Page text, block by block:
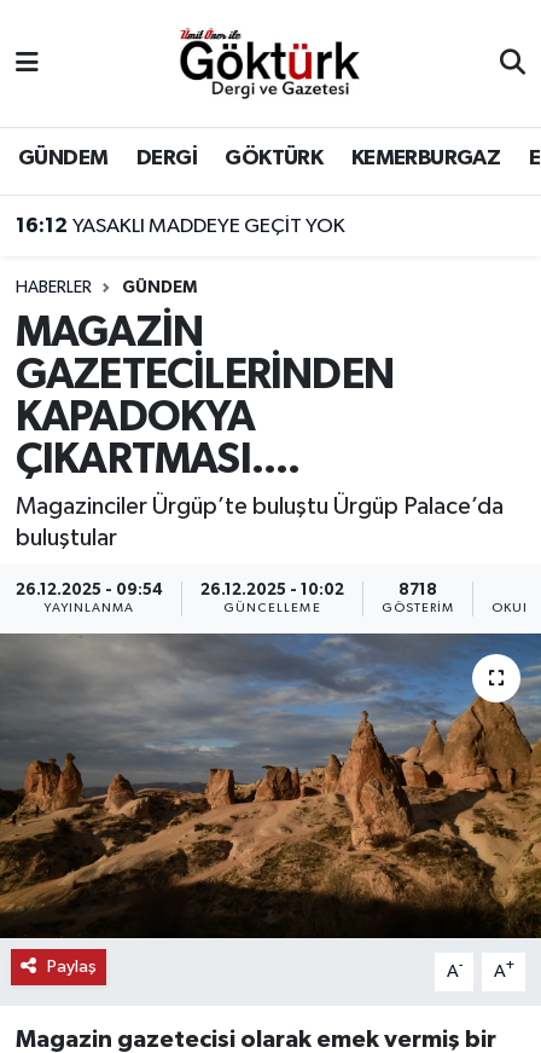
GÜNDEM DERGİ GÖKTÜRK KEMERBURGAZ
16:12 YASAKLI MADDEYE GEÇİT YOK
HABERLER GÜNDEM
MAGAZİN
GAZETECİLERİNDEN
KAPADOKYA
ÇIKARTMASI....
Magazinciler Ürgüp’te buluştu Ürgüp Palace’da
buluştular
26.12.2025 - 09:54
YAYINLANMA
26.12.2025 - 10:02
GÜNCELLEME
8718
GÖSTERIM
Paylaş A- A+
Magazin gazetecisi olarak emek vermiş bir
BİLİM
DERGİ
DÜNYA
EĞİTİM
EKONOMİ
GÖKTÜRK
KEMERBURGAZ
KÜLTÜR - SANAT
MAGAZİN
ÖZEL HABER
SAĞLIK
SPOR
TEKNOLOJİ
Eyüpsultan Hava Durumu
Eyüpsultan Trafik Yoğunluk Haritası
Süper Lig Puan Durumu ve Fikstür
Tüm Manşetler
Son Dakika Haberleri
Haber Arşivi